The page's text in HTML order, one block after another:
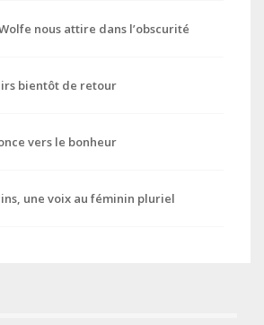
nous attire dans l’obscurité
bientôt de retour
vers le bonheur
une voix au féminin pluriel